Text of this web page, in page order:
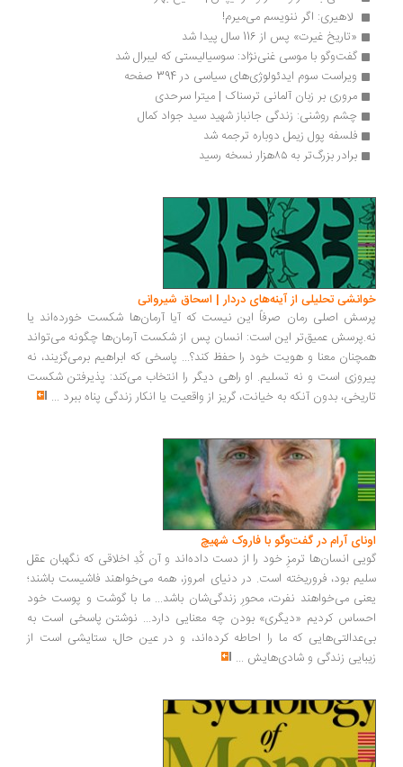
لاهیری: اگر ننویسم می‌میرم!
«تاریخ غیرت» پس از 116 سال پیدا شد
گفت‌وگو با موسی غنی‌نژاد: سوسیالیستی که لیبرال شد
ویراست سوم ایدئولوژی‌های سیاسی در 394 صفحه
مروری بر زبان آلمانی ترسناک | میترا سرحدی
چشم روشنی: زندگی جانباز شهید سید جواد کمال
فلسفه پول زیمل دوباره ترجمه شد
برادر بزرگ‌تر به ۸۵هزار نسخه رسید
خوانشی تحلیلی از آینه‌های دردار | اسحاق شیروانی
پرسش اصلی رمان صرفاً این نیست که آیا آرمان‌ها شکست خورده‌اند یا
نه.پرسش عمیق‌تر این است: انسان پس از شکست آرمان‌ها چگونه می‌تواند
همچنان معنا و هویت خود را حفظ کند؟... پاسخی که ابراهیم برمی‌گزیند، نه
پیروزی است و نه تسلیم. او راهی دیگر را انتخاب می‌کند: پذیرفتن شکست
تاریخی، بدون آنکه به خیانت، گریز از واقعیت یا انکار زندگی پناه ببرد ...
اونای آرام در گفت‌وگو با فاروک شهیچ‭
گویی انسان‌ها ترمزِ خود را از دست داده‌اند و آن کُدِ اخلاقی که نگهبان عقل
سلیم بود، فروریخته است. در دنیای امروز، همه می‌خواهند فاشیست باشند؛
یعنی می‌خواهند نفرت، محورِ زندگی‌شان باشد... ما با گوشت و پوست خود
احساس کردیم «دیگری» بودن چه معنایی دارد... نوشتن پاسخی است به
بی‌عدالتی‌هایی که ما را احاطه کرده‌اند، و در عین حال، ستایشی است از
زیبایی زندگی و شادی‌هایش ...